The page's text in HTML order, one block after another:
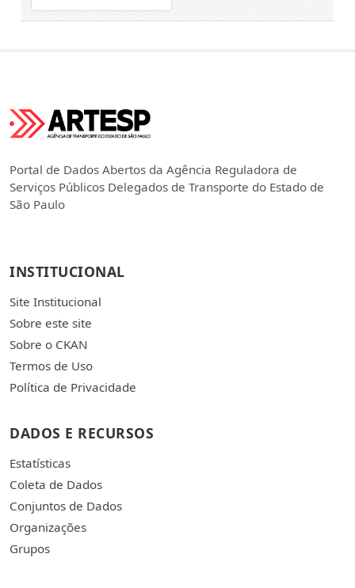
Portal de Dados Abertos da Agência Reguladora de
Serviços Públicos Delegados de Transporte do Estado de
São Paulo
INSTITUCIONAL
Site Institucional
Sobre este site
Sobre o CKAN
Termos de Uso
Política de Privacidade
DADOS E RECURSOS
Estatísticas
Coleta de Dados
Conjuntos de Dados
Organizações
Grupos